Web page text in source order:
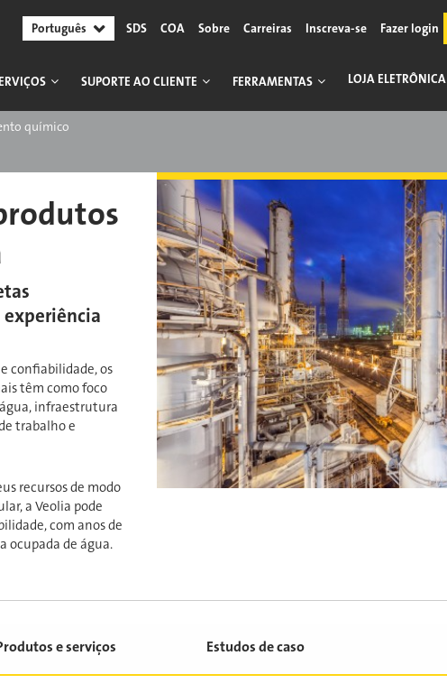
Português SDS COA Sobre Carreiras Inscreva-se Fazer login
SUPORTE AO CLIENTE FERRAMENTAS LOJA ELETRÔNICA
químico
confiabilidade, os
têm como foco
infraestrutura
trabalho e
recursos de modo
a Veolia pode
com anos de
ocupada de água.
e serviços Estudos de caso